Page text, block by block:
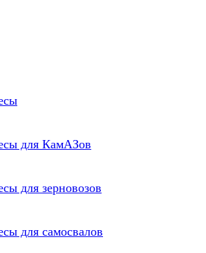
для КамАЗов
для зерновозов
для самосвалов